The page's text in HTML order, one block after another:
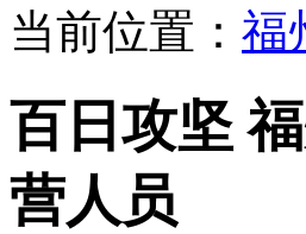
当前位置： 福
百日攻坚
营人员